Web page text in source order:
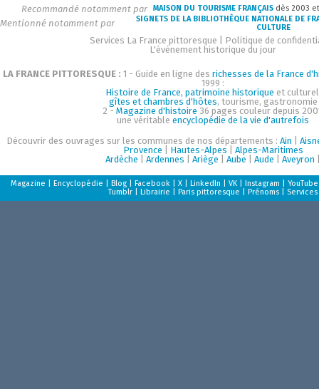
Recommandé notamment par MAISON DU TOURISME FRANÇAIS dès 2003
Mentionné notamment par
SIGNETS DE LA BIBLIOTHÈQUE NATIONALE DE
CULTURE
Services La France pittoresque
Politique de
L'événement historique du jour
LA FRANCE PITTORESQUE : 1 - Guide en ligne des richesses de la France
1999 :
Histoire de France, patrimoine historique et
gîtes et chambres d'hôtes, tourisme, gastronomie
2 - Magazine d'histoire 36 pages couleur depuis
une véritableencyclopédie de la vie d'autrefois
Découvrir des ouvrages sur les communes de nos départements :Ain |
Provence
Hautes-Alpes
Alpes-Maritimes
Ardèche |Ardennes |Ariège |Aube |Aude |Aveyron
Magazine |Encyclopédie |Blog |Facebook |X |LinkedIn |VK |Instagram |YouTube
Tumblr |Librairie |Paris pittoresque |Prénoms Services